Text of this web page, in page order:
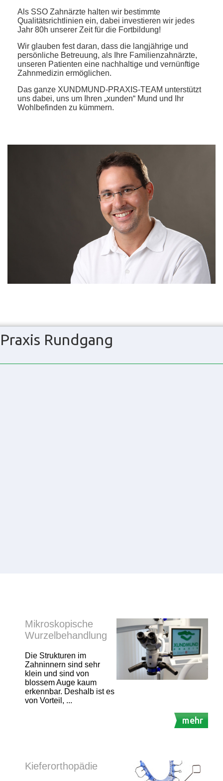
Als SSO Zahnärzte halten wir bestimmte
Qualitätsrichtlinien ein, dabei investieren wir jedes
Jahr 80h unserer Zeit für die Fortbildung!
Wir glauben fest daran, dass die langjährige und
persönliche Betreuung, als Ihre Familienzahnärzte,
unseren Patienten eine nachhaltige und vernünftige
Zahnmedizin ermöglichen.
Das ganze XUNDMUND-PRAXIS-TEAM unterstützt
uns dabei, uns um Ihren „xunden“ Mund und Ihr
Wohlbefinden zu kümmern.
Praxis Rundgang
Mikroskopische
Wurzelbehandlung
Die Strukturen im
Zahninnern sind sehr
klein und sind von
blossem Auge kaum
erkennbar. Deshalb ist es
von Vorteil, ...
mehr
Kieferorthopädie